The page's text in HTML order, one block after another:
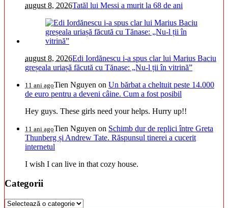
august 8, 2026Tatăl lui Messi a murit la 68 de ani
august 8, 2026Edi Iordănescu i-a spus clar lui Marius Baciu
greșeala uriașă făcută cu Tănase: „Nu-l ții în vitrină”
11 ani agoTien Nguyen on Un bărbat a cheltuit peste 14.000
de euro pentru a deveni câine. Cum a fost posibil
Hey guys. These girls need your helps. Hurry up!!
11 ani agoTien Nguyen on Schimb dur de replici între Greta
Thunberg și Andrew Tate. Răspunsul tinerei a cucerit
internetul
I wish I can live in that cozy house.
Categorii
Categorii